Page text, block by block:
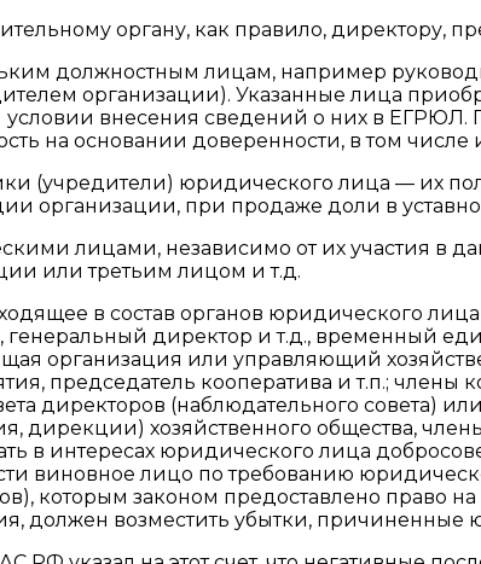
органу, как правило, директору,
должностным лицам, например
организации). Указанные лица
внесения сведений о них в ЕГРЮЛ.
на основании доверенности, в том числе
(учредители) юридического лица — их
организации, при продаже доли в
лицами, независимо от их участия в
или третьим лицом и т.д.
в состав органов юридического
генеральный директор и т.д., временный
организация или управляющий
председатель кооператива и т.п.;
директоров (наблюдательного совета)
дирекции) хозяйственного общества,
в интересах юридического лица
виновное лицо по требованию
которым законом предоставлено право
должен возместить убытки,